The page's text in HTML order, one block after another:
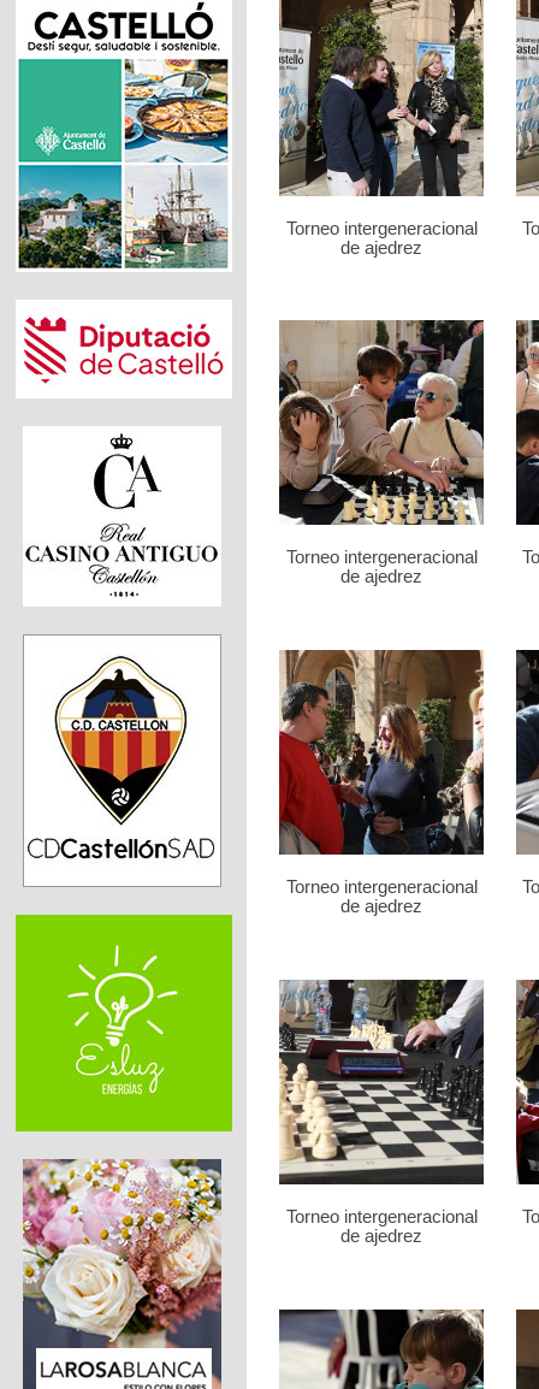
Torneo intergeneracional
de ajedrez
Torneo intergeneracional
de ajedrez
Torneo intergeneracional
de ajedrez
Torneo intergeneracional
de ajedrez